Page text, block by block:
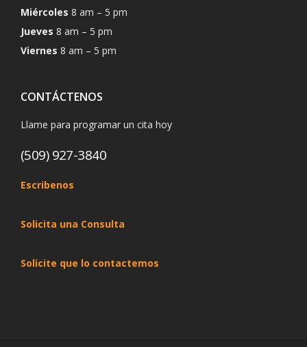
Miércoles 8 am – 5 pm
Jueves 8 am – 5 pm
Viernes 8 am – 5 pm
CONTÁCTENOS
Llame para programar un cita hoy
(509) 927-3840
Escribenos
Solicita una Consulta
Solicite que lo contactemos